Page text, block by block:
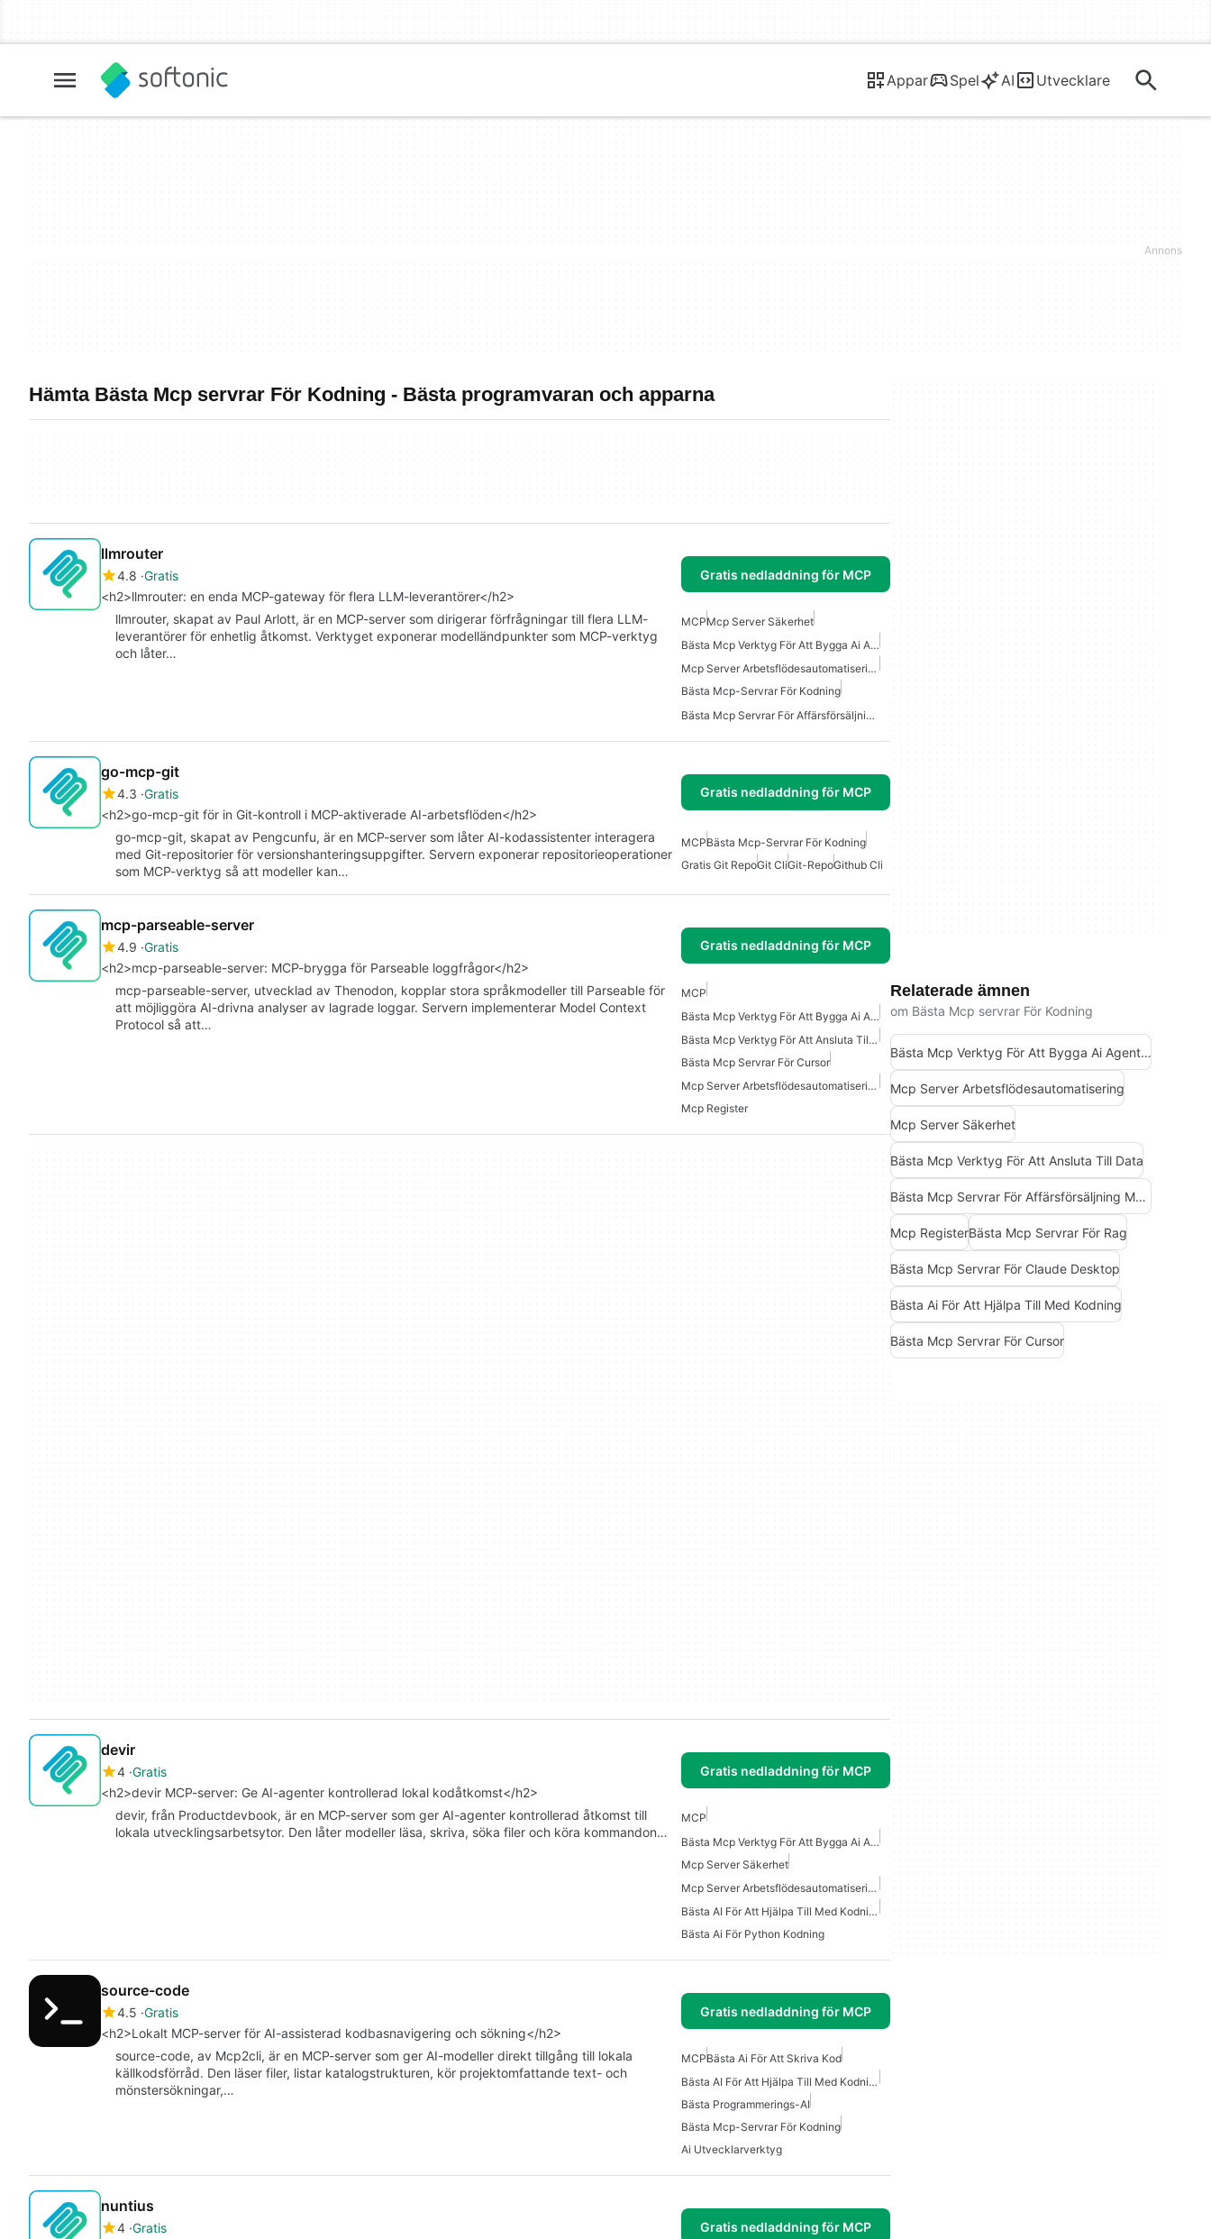
Appar Spel AI Utvecklare
Hämta Bästa Mcp servrar För Kodning - Bästa programvaran och apparna
llmrouter
4.8 Gratis
<h2>llmrouter: en enda MCP-gateway för flera LLM-leverantörer</h2>
Gratis nedladdning för MCP
llmrouter, skapat av Paul Arlott, är en MCP-server som dirigerar förfrågningar till flera LLM-
leverantörer för enhetlig åtkomst. Verktyget exponerar modelländpunkter som MCP-verktyg
och låter…
MCPMcp Server Säkerhet
Bästa Mcp Verktyg För Att Bygga Ai Agenter
Mcp Server Arbetsflödesautomatisering
Bästa Mcp-Servrar För Kodning
Bästa Mcp Servrar För Affärsförsäljning Marknadsföring
go-mcp-git
4.3 Gratis
<h2>go-mcp-git för in Git-kontroll i MCP-aktiverade AI-arbetsflöden</h2>
Gratis nedladdning för MCP
go-mcp-git, skapat av Pengcunfu, är en MCP-server som låter AI-kodassistenter interagera
med Git-repositorier för versionshanteringsuppgifter. Servern exponerar repositorieoperationer
som MCP-verktyg så att modeller kan…
MCPBästa Mcp-Servrar För Kodning
Gratis Git RepoGit CliGit-RepoGithub Cli
mcp-parseable-server
4.9 Gratis
<h2>mcp-parseable-server: MCP-brygga för Parseable loggfrågor</h2>
Gratis nedladdning för MCP
mcp-parseable-server, utvecklad av Thenodon, kopplar stora språkmodeller till Parseable för
att möjliggöra AI-drivna analyser av lagrade loggar. Servern implementerar Model Context
Protocol så att…
MCP
Bästa Mcp Verktyg För Att Bygga Ai Agenter
Bästa Mcp Verktyg För Att Ansluta Till Data
Bästa Mcp Servrar För Cursor
Mcp Server Arbetsflödesautomatisering
Mcp Register
devir
4 Gratis
<h2>devir MCP-server: Ge AI-agenter kontrollerad lokal kodåtkomst</h2>
Gratis nedladdning för MCP
devir, från Productdevbook, är en MCP-server som ger AI-agenter kontrollerad åtkomst till
lokala utvecklingsarbetsytor. Den låter modeller läsa, skriva, söka filer och köra kommandon…
MCP
Bästa Mcp Verktyg För Att Bygga Ai Agenter
Mcp Server Säkerhet
Mcp Server Arbetsflödesautomatisering
Bästa AI För Att Hjälpa Till Med Kodning
Bästa Ai För Python Kodning
source-code
4.5 Gratis
<h2>Lokalt MCP-server för AI-assisterad kodbasnavigering och sökning</h2>
Gratis nedladdning för MCP
source-code, av Mcp2cli, är en MCP-server som ger AI-modeller direkt tillgång till lokala
källkodsförråd. Den läser filer, listar katalogstrukturen, kör projektomfattande text- och
mönstersökningar,…
MCPBästa Ai För Att Skriva Kod
Bästa AI För Att Hjälpa Till Med Kodning
Bästa Programmerings-AI
Bästa Mcp-Servrar För Kodning
Ai Utvecklarverktyg
nuntius
4 Gratis
Gratis nedladdning för MCP
Relaterade ämnen
om Bästa Mcp servrar För Kodning
Bästa Mcp Verktyg För Att Bygga Ai Agenter
Mcp Server Arbetsflödesautomatisering
Mcp Server Säkerhet
Bästa Mcp Verktyg För Att Ansluta Till Data
Bästa Mcp Servrar För Affärsförsäljning Marknadsföring
Mcp RegisterBästa Mcp Servrar För Rag
Bästa Mcp Servrar För Claude Desktop
Bästa Ai För Att Hjälpa Till Med Kodning
Bästa Mcp Servrar För Cursor